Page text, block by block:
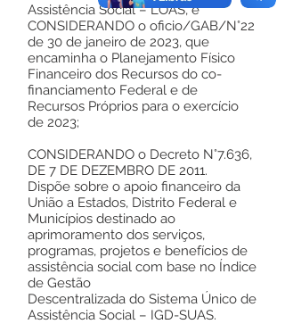
Assistência Social – LOAS, e
CONSIDERANDO o oficio/GAB/N°22
de 30 de janeiro de 2023, que
encaminha o Planejamento Físico
Financeiro dos Recursos do co-
financiamento Federal e de
Recursos Próprios para o exercício
de 2023;
CONSIDERANDO o Decreto N°7.636,
DE 7 DE DEZEMBRO DE 2011.
Dispõe sobre o apoio financeiro da
União a Estados, Distrito Federal e
Municípios destinado ao
aprimoramento dos serviços,
programas, projetos e benefícios de
assistência social com base no Índice
de Gestão
Descentralizada do Sistema Único de
Assistência Social – IGD-SUAS.